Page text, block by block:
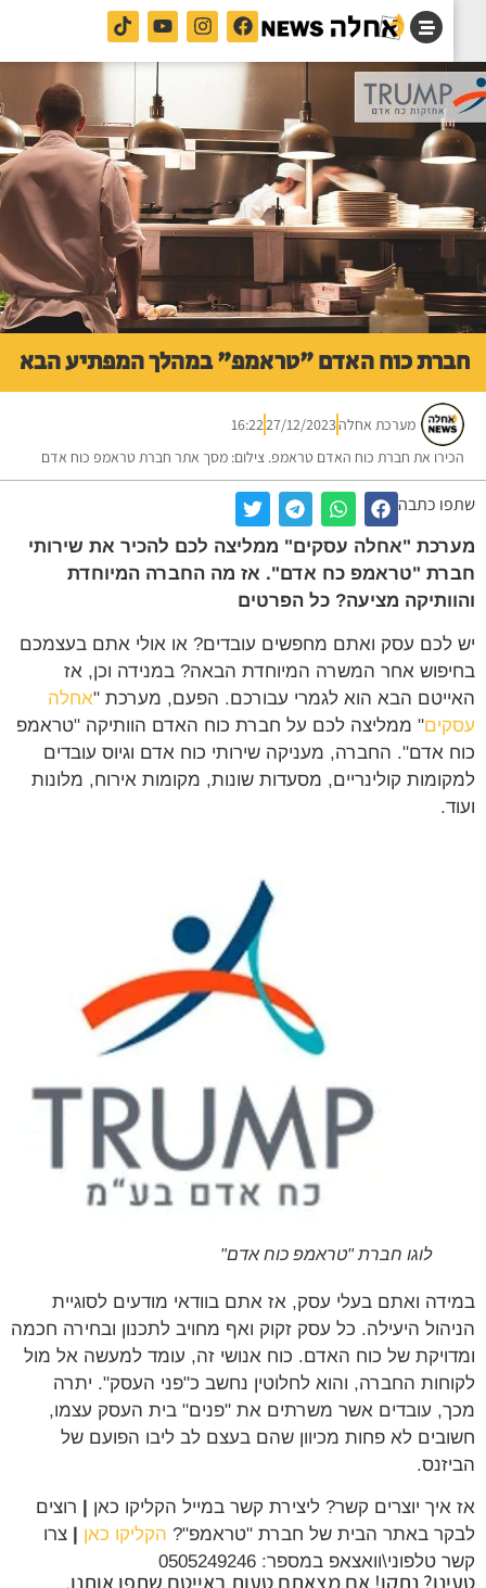
כוח האדם "טראמפ" במהלך המפתיע הבא
מערכת אחלה 27/12/2023
16:22
את חברת כוח האדם טראמפ. צילום: מסך אתר חברת טראמפ כוח אדם
כתבה
"אחלה עסקים" ממליצה לכם להכיר את שירותי
"טראמפ כח אדם". אז מה החברה המיוחדת
מציעה? כל הפרטים
לכם עסק ואתם מחפשים עובדים? או אולי אתם בעצמכם
אחר המשרה המיוחדת הבאה? במנידה וכן, אז
הבא הוא לגמרי עבורכם. הפעם, מערכת "אחלה
" ממליצה לכם על חברת כוח האדם הוותיקה "טראמפ
אדם". החברה, מעניקה שירותי כוח אדם וגיוס עובדים
קולינריים, מסעדות שונות, מקומות אירוח, מלונות
לוגו חברת "טראמפ כוח אדם"
ואתם בעלי עסק, אז אתם בוודאי מודעים לסוגיית
היעילה. כל עסק זקוק ואף מחויב לתכנון ובחירה חכמה
של כוח האדם. כוח אנושי זה, עומד למעשה אל מול
החברה, והוא לחלוטין נחשב כ"פני העסק". יתרה
עובדים אשר משרתים את "פנים" בית העסק עצמו,
לא פחות מכיוון שהם בעצם לב ליבו הפועם של
יוצרים קשר? ליצירת קשר במייל הקליקו כאן |רוצים
באתר הבית של חברת "טראמפ"?הקליקו כאן |צרו
במספר: 0505249246